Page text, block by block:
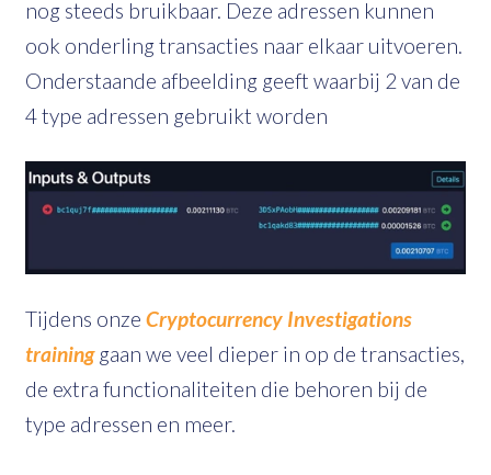
nog steeds bruikbaar. Deze adressen kunnen
ook onderling transacties naar elkaar uitvoeren.
Onderstaande afbeelding geeft waarbij 2 van de
4 type adressen gebruikt worden
Tijdens onze Cryptocurrency Investigations
traininggaan we veel dieper in op de transacties,
de extra functionaliteiten die behoren bij de
type adressen en meer.